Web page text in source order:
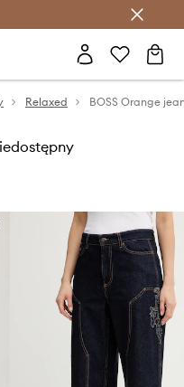
Club >
Relaxed BOSS Orange